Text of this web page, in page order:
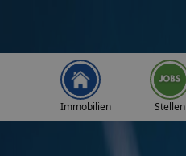
Immobilien Stellen